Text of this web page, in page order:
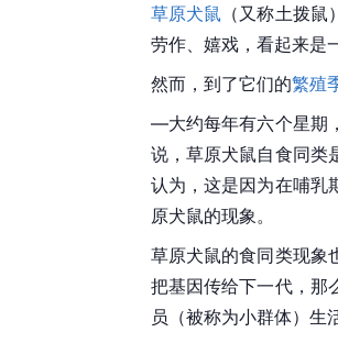
草原犬鼠 （又称土拨鼠
劳作、嬉戏，看起来是
然而，到了它们的繁殖
—大约每年有六个星期
说，草原犬鼠自食同类
认为，这是因为在哺乳
原犬鼠的现象。
草原犬鼠的食同类现象
把基因传给下一代，那
员（被称为小群体）生